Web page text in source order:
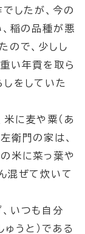
したが、今の
稲の品種が悪
ので、少しし
い年貢を取ら
をしていた
に麦や粟（あ
衛門の家は、
米に菜っ葉や
混ぜて炊いて
いつも自分
ゅうと）である